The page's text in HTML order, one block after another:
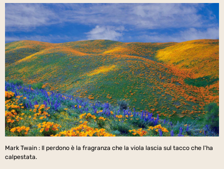
Mark Twain : Il perdono è la fragranza che la viola lascia sul tacco che l'ha
calpestata.